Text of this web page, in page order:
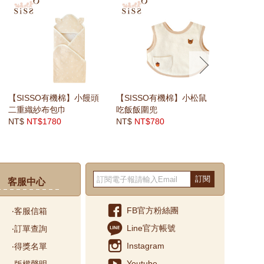
【SISSO有機棉】小饅頭
二重織紗布包巾
NT$ NT$1780
【SISSO有機棉】小松鼠
吃飯飯圍兜
NT$ NT$780
next
客服中心
‧客服信箱
‧訂單查詢
‧得獎名單
訂閱
FB官方粉絲團
Line官方帳號
Instagram